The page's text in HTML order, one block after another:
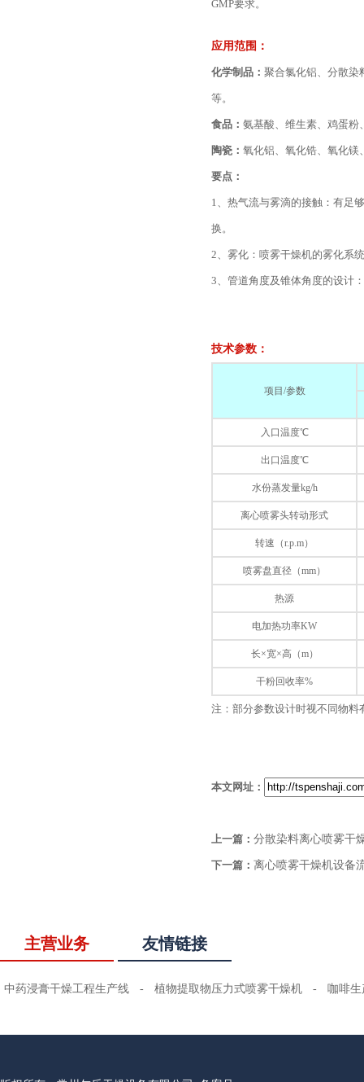
GMP要求。
应用范围：
化学制品： 聚合氯化铝、分散染
等。
食品： 氨基酸、维生素、鸡蛋粉
陶瓷： 氧化铝、氧化锆、氧化镁
要点：
1、热气流与雾滴的接触：有足
换。
2、雾化：喷雾干燥机的雾化系
3、管道角度及锥体角度的设计
技术参数：
项目/参数
入口温度℃
出口温度℃
水份蒸发量kg/h
离心喷雾头转动形式
转速（r.p.m）
喷雾盘直径（mm）
热源
电加热功率KW
长×宽×高（m）
干粉回收率%
注：部分参数设计时视不同物料
本文网址：
上一篇： 分散染料离心喷雾干
下一篇： 离心喷雾干燥机设备
主营业务 友情链接
中药浸膏干燥工程生产线 - 植物提取物压力式喷雾干燥机 - 咖啡